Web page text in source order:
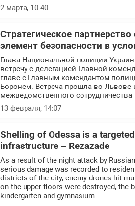
2 марта, 10:40
Стратегическое
элемент безопасности в
Глава Национальной полиции
встречу с делегацией Главной
главе с Главным комендантом
Боронем. Встреча прошла во
межведомственного
13 февраля, 14:07
Shelling of Odessa is a
infrastructure – Rezazade
As a result of the night attack by
serious damage was recorded to
districts of the city, enemy drones hit
on the upper floors were destroyed, the
kindergarten and gymnasium.